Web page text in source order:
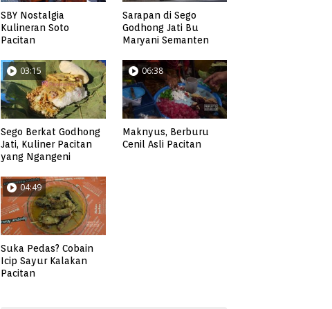
SBY Nostalgia
Kulineran Soto
Pacitan
Sarapan di Sego
Godhong Jati Bu
Maryani Semanten
03:15
Sego Berkat Godhong
Jati, Kuliner Pacitan
yang Ngangeni
06:38
Maknyus, Berburu
Cenil Asli Pacitan
04:49
Suka Pedas? Cobain
Icip Sayur Kalakan
Pacitan